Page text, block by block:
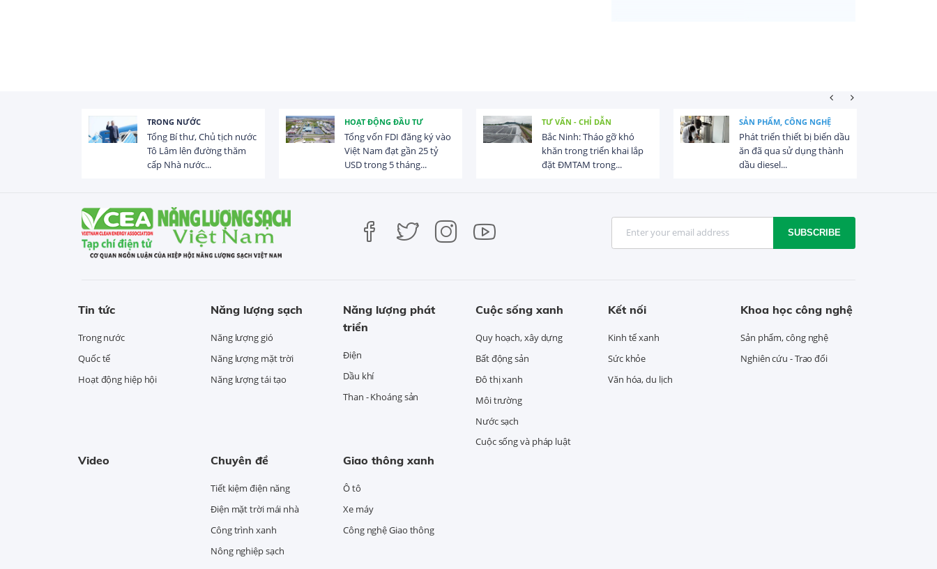
TRONG NƯỚC
Tổng Bí thư, Chủ tịch nước
Tô Lâm lên đường thăm
cấp Nhà nước...
HOẠT ĐỘNG ĐẦU TƯ
Tổng vốn FDI đăng ký vào
Việt Nam đạt gần 25 tỷ
USD trong 5 tháng...
TƯ VẤN - CHỈ DẪN
Bắc Ninh: Tháo gỡ khó
khăn trong triển khai lắp
đặt ĐMTAM trong...
SẢN PHẨM, CÔNG NGHỆ
Phát triển thiết bị biến dầu
ăn đã qua sử dụng thành
dầu diesel...
SUBSCRIBE
Tin tức
Trong nước
Quốc tế
Hoạt động hiệp hội
Năng lượng sạch
Năng lượng gió
Năng lượng mặt trời
Năng lượng tái tạo
Năng lượng phát
triển
Điện
Dầu khí
Than - Khoáng sản
Cuộc sống xanh
Quy hoạch, xây dựng
Bất động sản
Đô thị xanh
Môi trường
Nước sạch
Cuộc sống và pháp luật
Kết nối
Kinh tế xanh
Sức khỏe
Văn hóa, du lịch
Khoa học công nghệ
Sản phẩm, công nghệ
Nghiên cứu - Trao đổi
Video Chuyên đề
Tiết kiệm điện năng
Điện mặt trời mái nhà
Công trình xanh
Nông nghiệp sạch
Giao thông xanh
Ô tô
Xe máy
Công nghệ Giao thông